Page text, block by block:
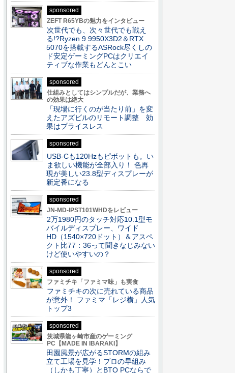
sponsored
ZEFT R65YBの魅力をインタビュー
次世代でも、次々世代でも戦え
る!?Ryzen 9 9950X3D2＆RTX
5070を搭載するASRock尽くしの
ド安定ゲーミングPCはクリエイ
ティブな作業もどんとこい
sponsored
仕組みとしてはシンプルだが、業務へ
の効果は絶大
「現場に行くのが当たり前」を変
えたアズビルのリモート調整 効
果はプライスレス
sponsored
USB-Cも120Hzもピボットも。い
ま欲しい機能が全部入り！ 色再
現が美しい23.8型ディスプレーが
新定番になる
sponsored
JN-MD-IPST101WHDをレビュー
2万1980円のタッチ対応10.1型モ
バイルディスプレー、ワイド
HD（1540×720ドット）＆アスペ
クト比77：36って聞きなじみない
けど使いやすいの？
sponsored
ファミチキ「ファミマ味」も実食
ファミチキの次に売れている商品
が意外！ ファミマ「レジ横」人気
トップ3
sponsored
茨城県龍ヶ崎市産のゲーミング
PC【MADE IN IBARAKI】
田園風景が広がるSTORMの組み
立て工場を見学！プロの早組み
（しかも丁寧）とBTO PCならで